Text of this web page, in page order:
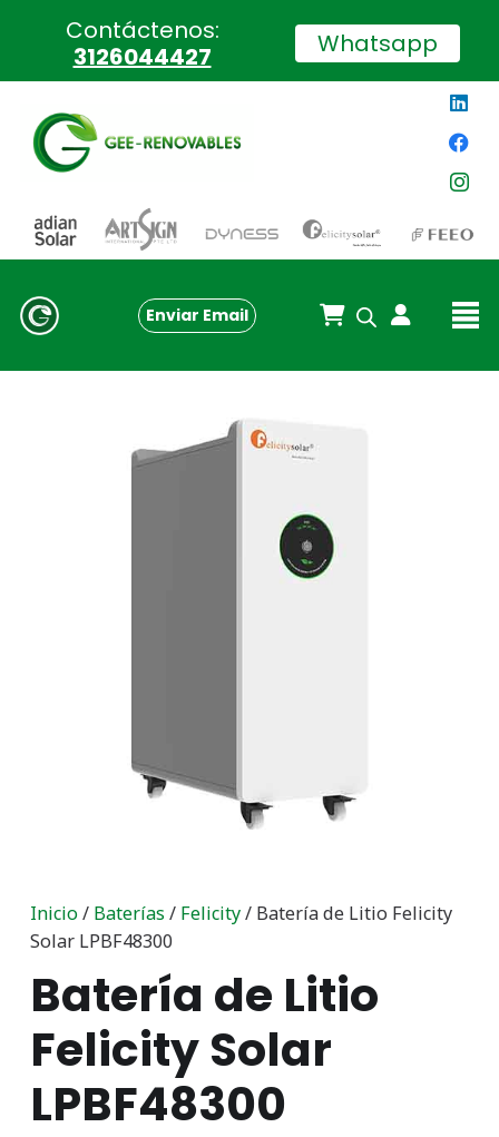
Enviar Email
Inicio/ Baterías/ Felicity/ Batería de Litio Felicity
Solar LPBF48300
Batería de Litio
Felicity Solar
LPBF48300
Contáctenos:
3126044427
Whatsapp